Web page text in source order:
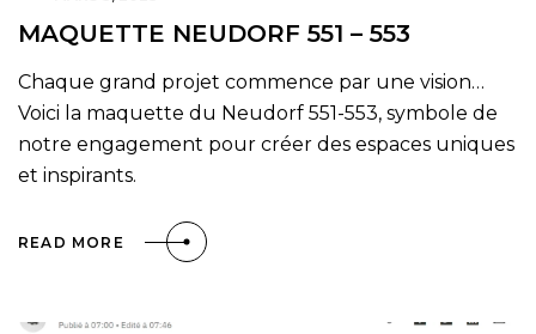
MAQUETTE NEUDORF 551 – 553
Chaque grand projet commence par une vision…
Voici la maquette du Neudorf 551-553, symbole de
notre engagement pour créer des espaces uniques
et inspirants.
READ MORE